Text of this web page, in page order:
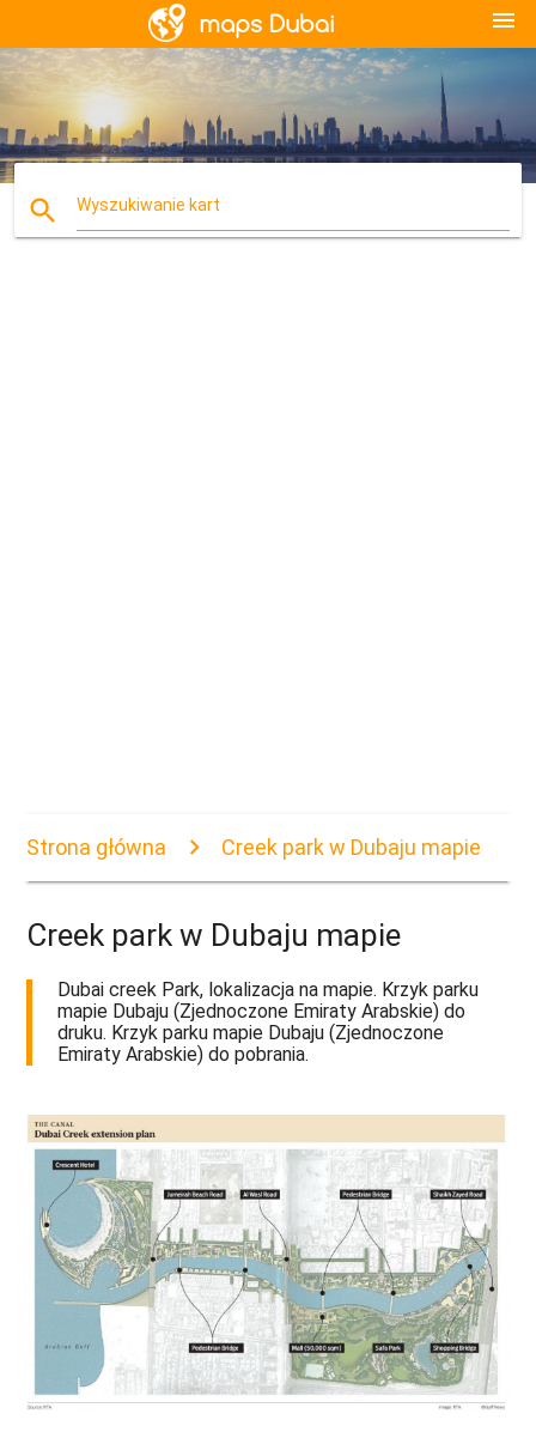
menu
search Wyszukiwanie kart
Strona główna Creek park w Dubaju mapie
Creek park w Dubaju mapie
Dubai creek Park, lokalizacja na mapie. Krzyk parku
mapie Dubaju (Zjednoczone Emiraty Arabskie) do
druku. Krzyk parku mapie Dubaju (Zjednoczone
Emiraty Arabskie) do pobrania.